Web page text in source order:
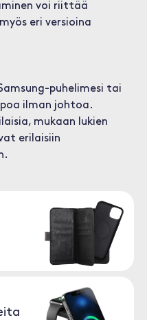
voi riittää
eri versioina
puhelimesi tai
ilman johtoa.
mukaan lukien
erilaisiin